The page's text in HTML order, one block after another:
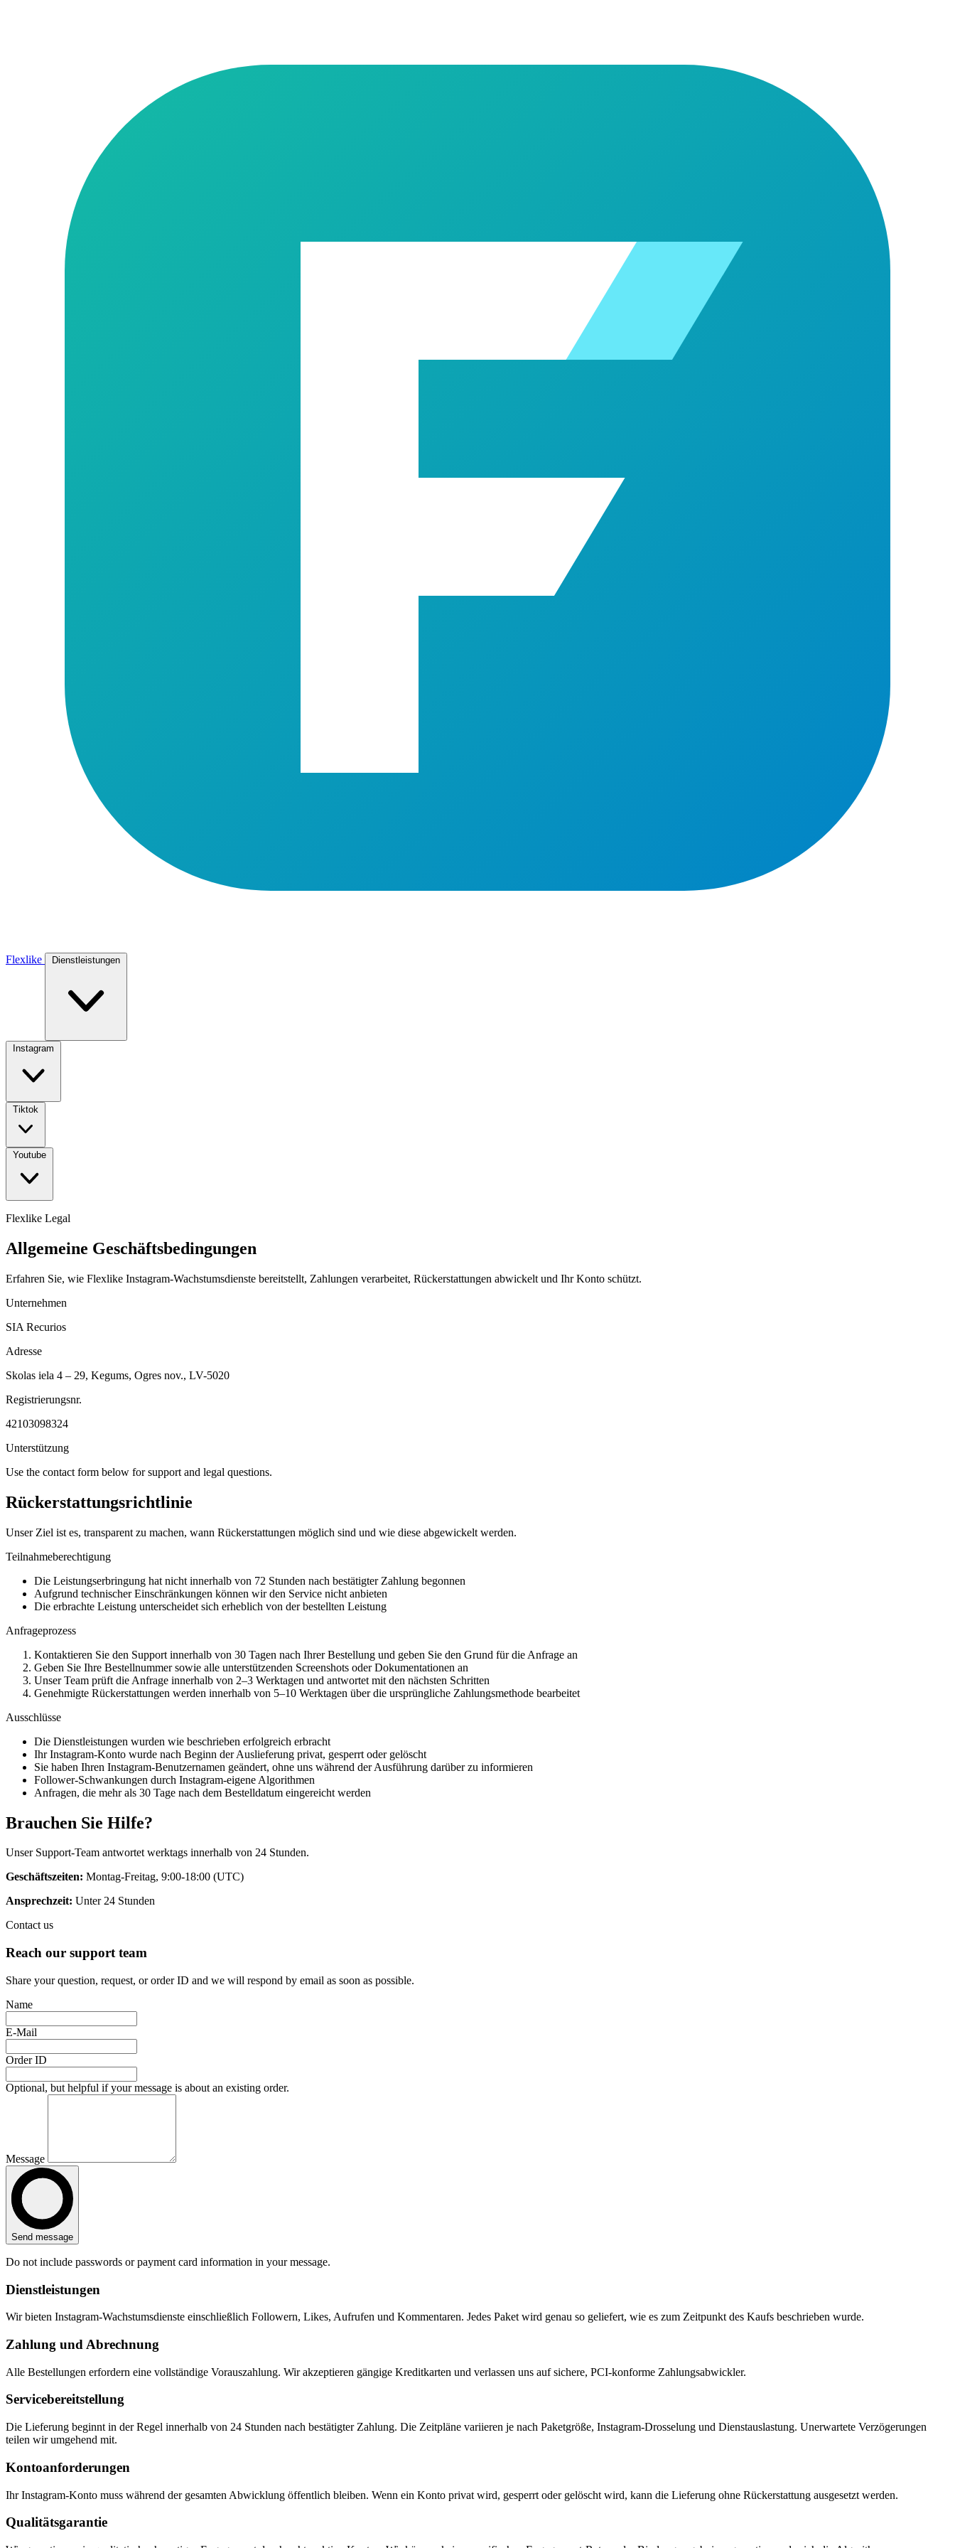
Flexlike Dienstleistungen
Instagram
Tiktok
Youtube
Flexlike Legal
Allgemeine Geschäftsbedingungen
Erfahren Sie, wie Flexlike Instagram-Wachstumsdienste bereitstellt, Zahlungen verarbeitet, Rückerstattungen abwickelt und Ihr Konto schützt.
Unternehmen
SIA Recurios
Adresse
Skolas iela 4 – 29, Kegums, Ogres nov., LV-5020
Registrierungsnr.
42103098324
Unterstützung
Use the contact form below for support and legal questions.
Rückerstattungsrichtlinie
Unser Ziel ist es, transparent zu machen, wann Rückerstattungen möglich sind und wie diese abgewickelt werden.
Teilnahmeberechtigung
Die Leistungserbringung hat nicht innerhalb von 72 Stunden nach bestätigter Zahlung begonnen
Aufgrund technischer Einschränkungen können wir den Service nicht anbieten
Die erbrachte Leistung unterscheidet sich erheblich von der bestellten Leistung
Anfrageprozess
Kontaktieren Sie den Support innerhalb von 30 Tagen nach Ihrer Bestellung und geben Sie den Grund für die Anfrage an
Geben Sie Ihre Bestellnummer sowie alle unterstützenden Screenshots oder Dokumentationen an
Unser Team prüft die Anfrage innerhalb von 2–3 Werktagen und antwortet mit den nächsten Schritten
Genehmigte Rückerstattungen werden innerhalb von 5–10 Werktagen über die ursprüngliche Zahlungsmethode bearbeitet
Ausschlüsse
Die Dienstleistungen wurden wie beschrieben erfolgreich erbracht
Ihr Instagram-Konto wurde nach Beginn der Auslieferung privat, gesperrt oder gelöscht
Sie haben Ihren Instagram-Benutzernamen geändert, ohne uns während der Ausführung darüber zu informieren
Follower-Schwankungen durch Instagram-eigene Algorithmen
Anfragen, die mehr als 30 Tage nach dem Bestelldatum eingereicht werden
Brauchen Sie Hilfe?
Unser Support-Team antwortet werktags innerhalb von 24 Stunden.
Geschäftszeiten: Montag-Freitag, 9:00-18:00 (UTC)
Ansprechzeit: Unter 24 Stunden
Contact us
Reach our support team
Share your question, request, or order ID and we will respond by email as soon as possible.
Name
E-Mail
Order ID
Optional, but helpful if your message is about an existing order.
Message
Send message
Do not include passwords or payment card information in your message.
Dienstleistungen
Wir bieten Instagram-Wachstumsdienste einschließlich Followern, Likes, Aufrufen und Kommentaren. Jedes Paket wird genau so geliefert, wie es zum Zeitpunkt des Kaufs beschrieben wurde.
Zahlung und Abrechnung
Alle Bestellungen erfordern eine vollständige Vorauszahlung. Wir akzeptieren gängige Kreditkarten und verlassen uns auf sichere, PCI-konforme Zahlungsabwickler.
Servicebereitstellung
Die Lieferung beginnt in der Regel innerhalb von 24 Stunden nach bestätigter Zahlung. Die Zeitpläne variieren je nach Paketgröße, Instagram-Drosselung und Dienstauslastung. Unerwartete Verzögerungen
teilen wir umgehend mit.
Kontoanforderungen
Ihr Instagram-Konto muss während der gesamten Abwicklung öffentlich bleiben. Wenn ein Konto privat wird, gesperrt oder gelöscht wird, kann die Lieferung ohne Rückerstattung ausgesetzt werden.
Qualitätsgarantie